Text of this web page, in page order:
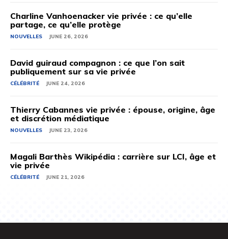
Charline Vanhoenacker vie privée : ce qu’elle
partage, ce qu’elle protège
NOUVELLES JUNE 26, 2026
David guiraud compagnon : ce que l’on sait
publiquement sur sa vie privée
CÉLÉBRITÉ JUNE 24, 2026
Thierry Cabannes vie privée : épouse, origine, âge
et discrétion médiatique
NOUVELLES JUNE 23, 2026
Magali Barthès Wikipédia : carrière sur LCI, âge et
vie privée
CÉLÉBRITÉ JUNE 21, 2026